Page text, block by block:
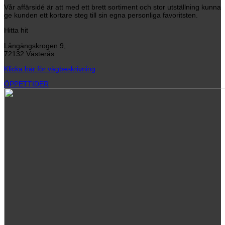
Vår affärsidé är att med ett brett sortiment och stor utställning kunna
ge kunden ett kortare steg till sin egna personliga favoritsten.
Hitta hit
Långängskrogen 9,
72132 Västerås
Klicka här för vägbeskrivning
ÖPPETTIDER